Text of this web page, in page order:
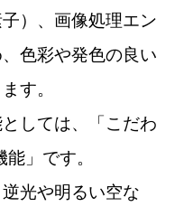
）、画像処理エン
色彩や発色の良い
す。
しては、「こだわ
」です。
光や明るい空な